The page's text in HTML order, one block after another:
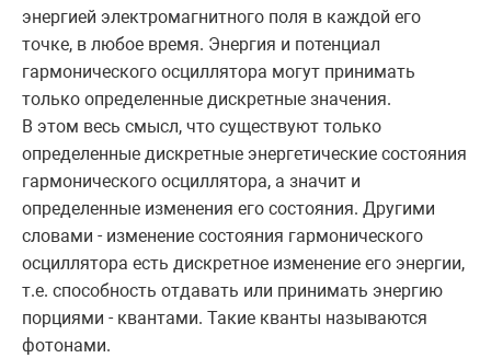
энергией электромагнитного поля в каждой его
точке, в любое время. Энергия и потенциал
гармонического осциллятора могут принимать
только определенные дискретные значения.
В этом весь смысл, что существуют только
определенные дискретные энергетические состояния
гармонического осциллятора, а значит и
определенные изменения его состояния. Другими
словами - изменение состояния гармонического
осциллятора есть дискретное изменение его энергии,
т.е. способность отдавать или принимать энергию
порциями - квантами. Такие кванты называются
фотонами.